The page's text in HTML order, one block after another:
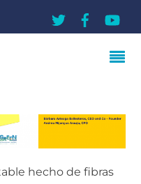
hecho de fibras